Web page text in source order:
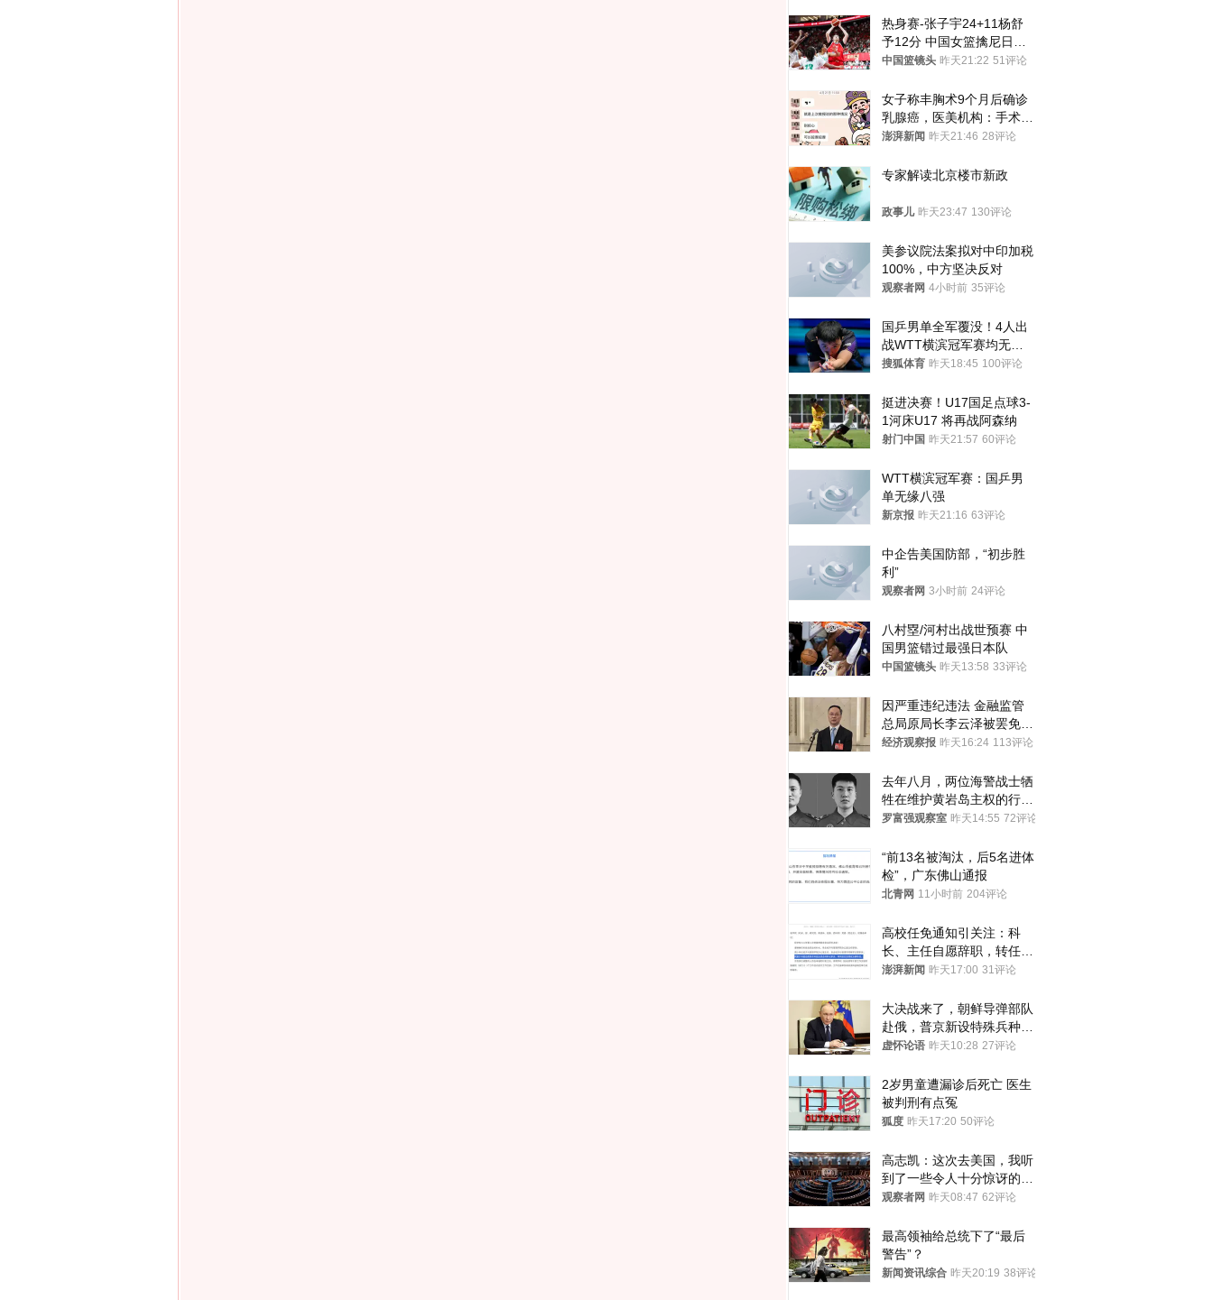
热身赛-张子宇24+11杨舒
予12分 中国女篮擒尼日利
亚
中国篮镜头 昨天21:22 51评论
女子称丰胸术9个月后确诊
乳腺癌，医美机构：手术不
可能引发癌症，建议走司法
澎湃新闻 昨天21:46 28评论
专家解读北京楼市新政
政事儿 昨天23:47 130评论
美参议院法案拟对中印加税
100%，中方坚决反对
观察者网 4小时前 35评论
国乒男单全军覆没！4人出
战WTT横滨冠军赛均无缘
八强
搜狐体育 昨天18:45 100评论
挺进决赛！U17国足点球3-
1河床U17 将再战阿森纳
射门中国 昨天21:57 60评论
WTT横滨冠军赛：国乒男
单无缘八强
新京报 昨天21:16 63评论
中企告美国防部，“初步胜
利”
观察者网 3小时前 24评论
八村塁/河村出战世预赛 中
国男篮错过最强日本队
中国篮镜头 昨天13:58 33评论
因严重违纪违法 金融监管
总局原局长李云泽被罢免全
国人大代表
经济观察报 昨天16:24 113评论
去年八月，两位海警战士牺
牲在维护黄岩岛主权的行动
中
罗富强观察室 昨天14:55 72评论
“前13名被淘汰，后5名进体
检”，广东佛山通报
北青网 11小时前 204评论
高校任免通知引关注：科
长、主任自愿辞职，转任思
政辅导员
澎湃新闻 昨天17:00 31评论
大决战来了，朝鲜导弹部队
赴俄，普京新设特殊兵种，
76岁老将扛旗
虚怀论语 昨天10:28 27评论
2岁男童遭漏诊后死亡 医生
被判刑有点冤
狐度 昨天17:20 50评论
高志凯：这次去美国，我听
到了一些令人十分惊讶的消
息
观察者网 昨天08:47 62评论
最高领袖给总统下了“最后
警告”？
新闻资讯综合 昨天20:19 38评论